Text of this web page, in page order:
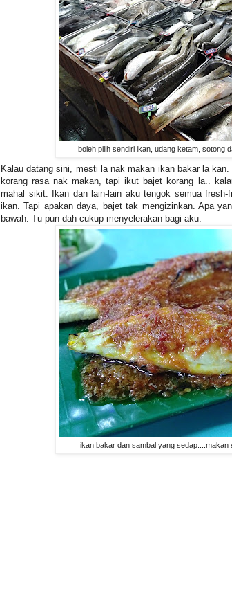
boleh pilih sendiri ikan, udang ketam, sotong
Kalau datang sini, mesti la nak makan ikan bakar la
korang rasa nak makan, tapi ikut bajet korang la..
mahal sikit. Ikan dan lain-lain aku tengok semua
ikan. Tapi apakan daya, bajet tak mengizinkan. Apa
bawah. Tu pun dah cukup menyelerakan bagi aku.
ikan bakar dan sambal yang sedap....makan